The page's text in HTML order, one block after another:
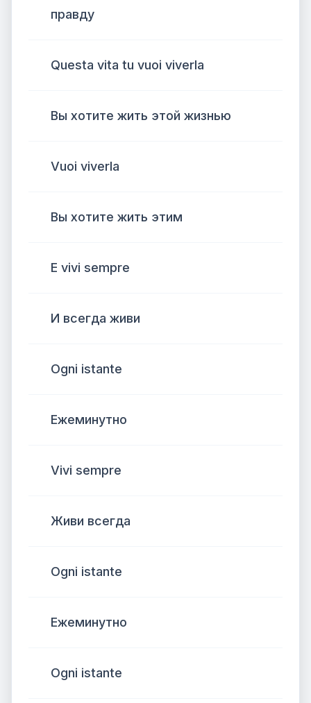
правду
Questa vita tu vuoi viverla
Вы хотите жить этой жизнью
Vuoi viverla
Вы хотите жить этим
E vivi sempre
И всегда живи
Ogni istante
Ежеминутно
Vivi sempre
Живи всегда
Ogni istante
Ежеминутно
Ogni istante